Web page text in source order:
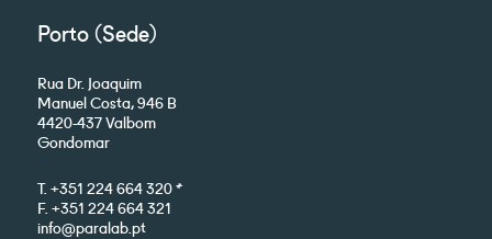
Porto (Sede)
Rua Dr. Joaquim
Manuel Costa, 946 B
4420-437 Valbom
Gondomar
T. +351 224 664 320 *
F. +351 224 664 321
info@paralab.pt